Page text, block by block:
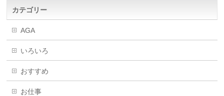
カテゴリー
AGA
いろいろ
おすすめ
お仕事